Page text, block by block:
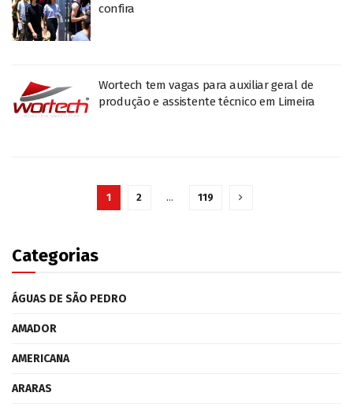
confira
Wortech tem vagas para auxiliar geral de
produção e assistente técnico em Limeira
1 2 … 119
Categorias
ÁGUAS DE SÃO PEDRO
AMADOR
AMERICANA
ARARAS